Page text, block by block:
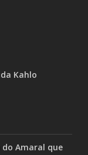
Kahlo
do Amaral que